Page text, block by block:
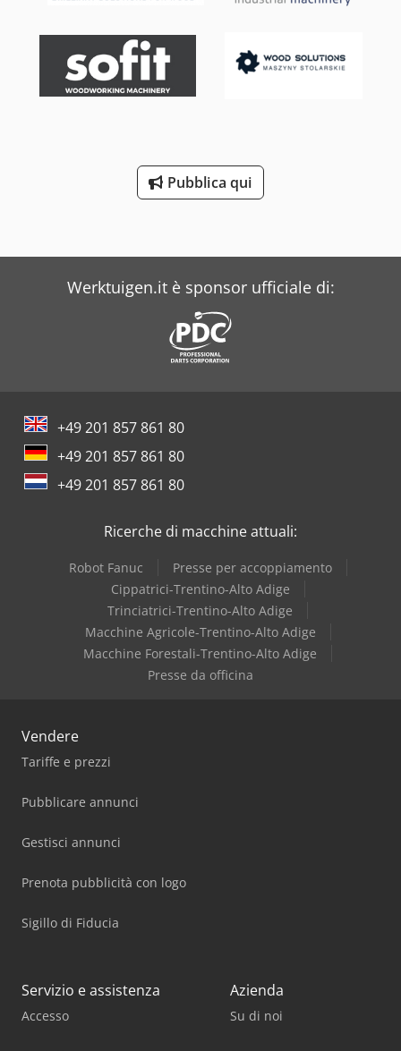
Pubblica qui
Werktuigen.it è sponsor ufficiale di:
+49 201 857 861 80
+49 201 857 861 80
+49 201 857 861 80
Ricerche di macchine attuali:
Robot Fanuc
Presse per accoppiamento
Cippatrici-Trentino-Alto Adige
Trinciatrici-Trentino-Alto Adige
Macchine Agricole-Trentino-Alto Adige
Macchine Forestali-Trentino-Alto Adige
Presse da officina
Vendere
Tariffe e prezzi
Pubblicare annunci
Gestisci annunci
Prenota pubblicità con logo
Sigillo di Fiducia
Servizio e assistenza
Accesso
Azienda
Su di noi